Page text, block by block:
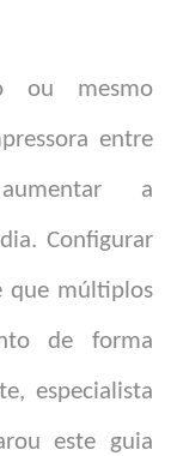
ou mesmo
entre
a
Configurar
que múltiplos
de forma
especialista
este guia